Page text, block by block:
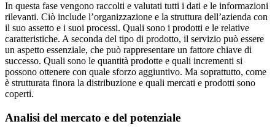
In questa fase vengono raccolti e valutati tutti i dati e le informazioni
rilevanti. Ciò include l’organizzazione e la struttura dell’azienda con
il suo assetto e i suoi processi. Quali sono i prodotti e le relative
caratteristiche. A seconda del tipo di prodotto, il servizio può essere
un aspetto essenziale, che può rappresentare un fattore chiave di
successo. Quali sono le quantità prodotte e quali incrementi si
possono ottenere con quale sforzo aggiuntivo. Ma soprattutto, come
è strutturata finora la distribuzione e quali mercati e prodotti sono
coperti.
Analisi del mercato e del potenziale